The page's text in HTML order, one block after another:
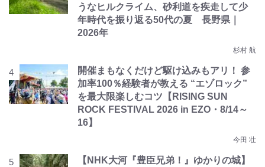
うなヒルクライム、砂利道を疾走して少
年時代を振り返る50代の夏 長野県｜
2026年
杉村 航
開催まもなくだけど駆け込みもアリ！ 参
加率100％経験者が教える “エゾロック”
を最大限楽しむコツ【RISING SUN
ROCK FESTIVAL 2026 in EZO・8/14～
16】
今田 壮
【NHK大河『豊臣兄弟！』ゆかりの城】